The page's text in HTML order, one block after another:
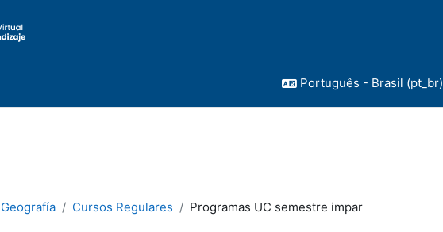
Português - Brasil ‎(pt_br)‎
Cursos Regulares Programas UC semestre impar